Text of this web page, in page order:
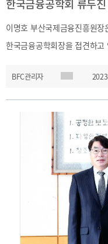
한국금융공학회 류두
이명호 부산국제금융진흥원
한국금융공학회장을 접견하
행사 추진 및 상호협력 확대
BFC관리자